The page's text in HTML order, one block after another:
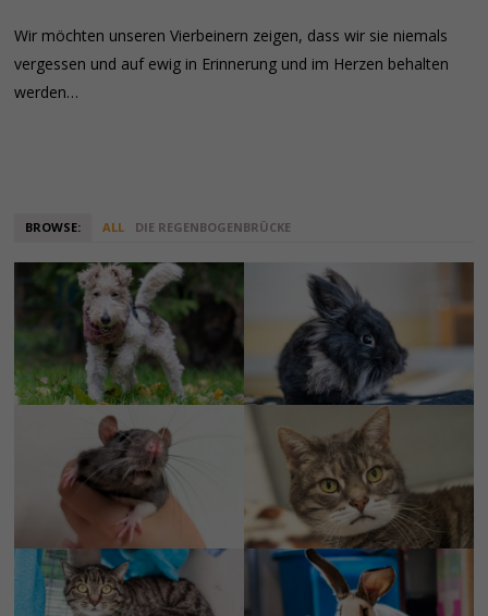
Wir möchten unseren Vierbeinern zeigen, dass wir sie niemals
vergessen und auf ewig in Erinnerung und im Herzen behalten
werden…
BROWSE: ALL DIE REGENBOGENBRÜCKE